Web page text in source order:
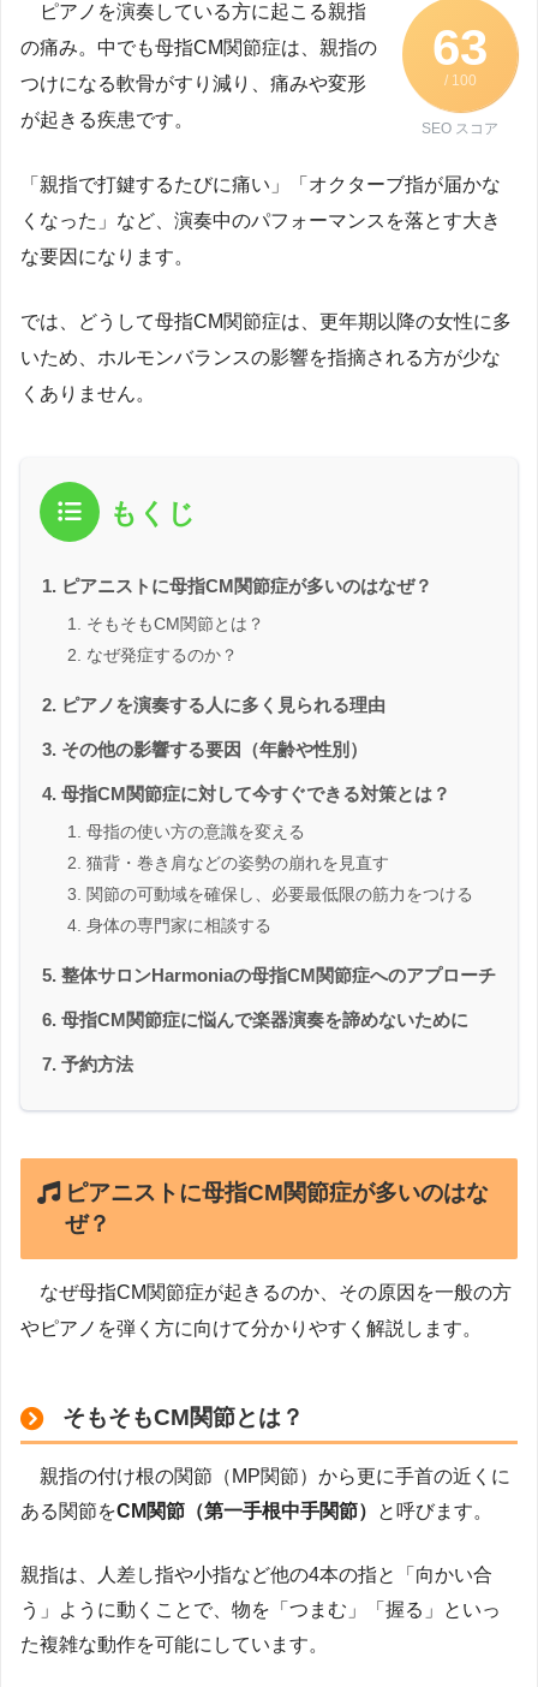
63
/ 100
SEO スコア
ピアノを演奏している方に起こる親指
の痛み。中でも母指CM関節症は、親指の
つけになる軟骨がすり減り、痛みや変形
が起きる疾患です。
「親指で打鍵するたびに痛い」「オクターブ指が届かな
くなった」など、演奏中のパフォーマンスを落とす大き
な要因になります。
では、どうして母指CM関節症は、更年期以降の女性に多
いため、ホルモンバランスの影響を指摘される方が少な
くありません。
もくじ
ピアニストに母指CM関節症が多いのはなぜ？
そもそもCM関節とは？
なぜ発症するのか？
ピアノを演奏する人に多く見られる理由
その他の影響する要因（年齢や性別）
母指CM関節症に対して今すぐできる対策とは？
母指の使い方の意識を変える
猫背・巻き肩などの姿勢の崩れを見直す
関節の可動域を確保し、必要最低限の筋力をつける
身体の専門家に相談する
整体サロンHarmoniaの母指CM関節症へのアプローチ
母指CM関節症に悩んで楽器演奏を諦めないために
予約方法
ピアニストに母指CM関節症が多いのはな
ぜ？
なぜ母指CM関節症が起きるのか、その原因を一般の方
やピアノを弾く方に向けて分かりやすく解説します。
そもそもCM関節とは？
親指の付け根の関節（MP関節）から更に手首の近くに
ある関節をCM関節（第一手根中手関節） と呼びます。
親指は、人差し指や小指など他の4本の指と「向かい合
う」ように動くことで、物を「つまむ」「握る」といっ
た複雑な動作を可能にしています。